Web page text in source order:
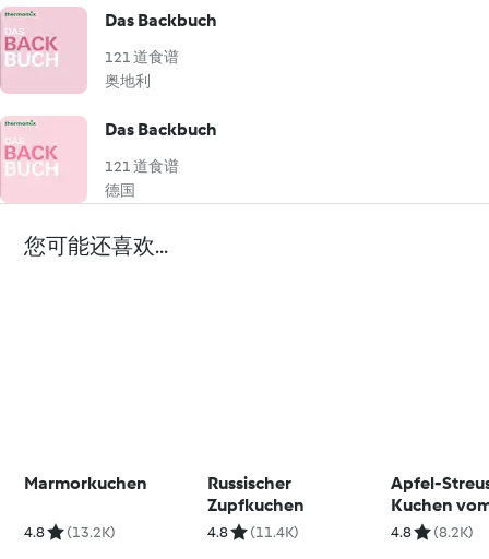
Das Backbuch
121 道食谱
奥地利
Das Backbuch
121 道食谱
德国
您可能还喜欢...
Marmorkuchen
4.8 (13.2K)
Russischer
Zupfkuchen
4.8 (11.4K)
Apfel-
Kuchen
4.8 (8.2K)